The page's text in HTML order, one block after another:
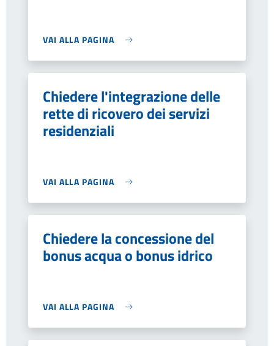
VAI ALLA PAGINA
Chiedere l'integrazione delle
rette di ricovero dei servizi
residenziali
VAI ALLA PAGINA
Chiedere la concessione del
bonus acqua o bonus idrico
VAI ALLA PAGINA